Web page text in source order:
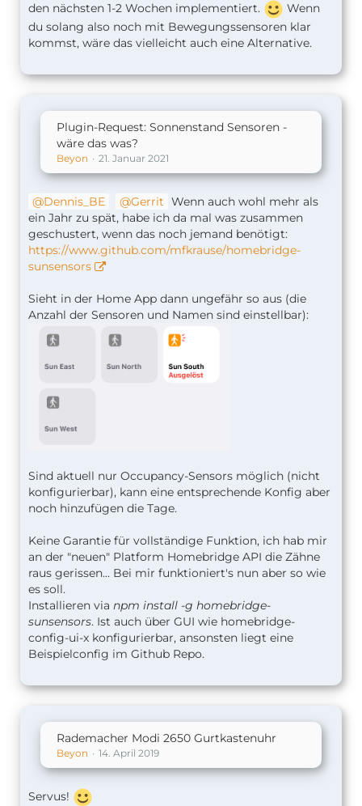
den nächsten 1-2 Wochen implementiert.
Wenn
du solang also noch mit Bewegungssensoren klar
kommst, wäre das vielleicht auch eine Alternative.
Plugin-Request: Sonnenstand Sensoren -
wäre das was?
Beyon 21. Januar 2021
Dennis_BE Gerrit Wenn auch wohl mehr als
ein Jahr zu spät, habe ich da mal was zusammen
geschustert, wenn das noch jemand benötigt:
https://www.github.com/mfkrause/homebridge-
sunsensors
Sieht in der Home App dann ungefähr so aus (die
Anzahl der Sensoren und Namen sind einstellbar):
Sind aktuell nur Occupancy-Sensors möglich (nicht
konfigurierbar), kann eine entsprechende Konfig aber
noch hinzufügen die Tage.
Keine Garantie für vollständige Funktion, ich hab mir
an der "neuen" Platform Homebridge API die Zähne
raus gerissen... Bei mir funktioniert's nun aber so wie
es soll.
Installieren via npm install -g homebridge-
sunsensors. Ist auch über GUI wie homebridge-
config-ui-x konfigurierbar, ansonsten liegt eine
Beispielconfig im Github Repo.
Rademacher Modi 2650 Gurtkastenuhr
Beyon 14. April 2019
Servus!